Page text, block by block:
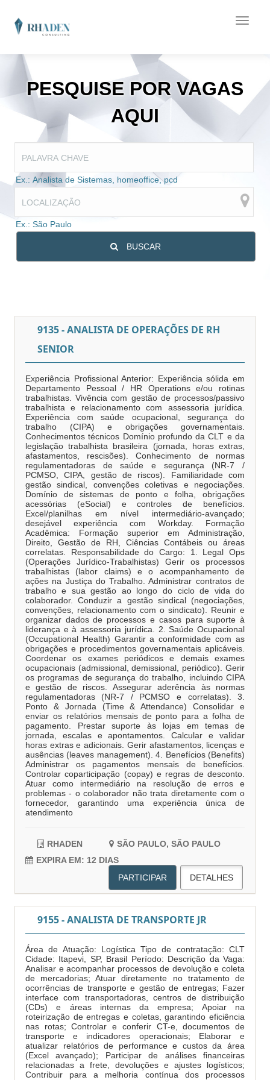
PESQUISE POR VAGAS
AQUI
Ex.: Analista de Sistemas, homeoffice, pcd
Ex.: São Paulo
BUSCAR
9135 - ANALISTA DE OPERAÇÕES DE RH
SENIOR
Experiência Profissional Anterior: Experiência sólida em
Departamento Pessoal / HR Operations e/ou rotinas
trabalhistas. Vivência com gestão de processos/passivo
trabalhista e relacionamento com assessoria jurídica.
Experiência com saúde ocupacional, segurança do
trabalho (CIPA) e obrigações governamentais.
Conhecimentos técnicos Domínio profundo da CLT e da
legislação trabalhista brasileira (jornada, horas extras,
afastamentos, rescisões). Conhecimento de normas
regulamentadoras de saúde e segurança (NR-7 /
PCMSO, CIPA, gestão de riscos). Familiaridade com
gestão sindical, convenções coletivas e negociações.
Domínio de sistemas de ponto e folha, obrigações
acessórias (eSocial) e controles de benefícios.
Excel/planilhas em nível intermediário-avançado;
desejável experiência com Workday. Formação
Acadêmica: Formação superior em Administração,
Direito, Gestão de RH, Ciências Contábeis ou áreas
correlatas. Responsabilidade do Cargo: 1. Legal Ops
(Operações Jurídico-Trabalhistas) Gerir os processos
trabalhistas (labor claims) e o acompanhamento de
ações na Justiça do Trabalho. Administrar contratos de
trabalho e sua gestão ao longo do ciclo de vida do
colaborador. Conduzir a gestão sindical (negociações,
convenções, relacionamento com o sindicato). Reunir e
organizar dados de processos e casos para suporte à
liderança e à assessoria jurídica. 2. Saúde Ocupacional
(Occupational Health) Garantir a conformidade com as
obrigações e procedimentos governamentais aplicáveis.
Coordenar os exames periódicos e demais exames
ocupacionais (admissional, demissional, periódico). Gerir
os programas de segurança do trabalho, incluindo CIPA
e gestão de riscos. Assegurar aderência às normas
regulamentadoras (NR-7 / PCMSO e correlatas). 3.
Ponto & Jornada (Time & Attendance) Consolidar e
enviar os relatórios mensais de ponto para a folha de
pagamento. Prestar suporte às lojas em temas de
jornada, escalas e apontamentos. Calcular e validar
horas extras e adicionais. Gerir afastamentos, licenças e
ausências (leaves management). 4. Benefícios (Benefits)
Administrar os pagamentos mensais de benefícios.
Controlar coparticipação (copay) e regras de desconto.
Atuar como intermediário na resolução de erros e
problemas - o colaborador não trata diretamente com o
fornecedor, garantindo uma experiência única de
atendimento
RHADEN
SÃO PAULO, SÃO PAULO
EXPIRA EM: 12 DIAS
PARTICIPAR
DETALHES
9155 - ANALISTA DE TRANSPORTE JR
Área de Atuação: Logística Tipo de contratação: CLT
Cidade: Itapevi, SP, Brasil Período: Descrição da Vaga:
Analisar e acompanhar processos de devolução e coleta
de mercadorias; Atuar diretamente no tratamento de
ocorrências de transporte e gestão de entregas; Fazer
interface com transportadoras, centros de distribuição
(CDs) e áreas internas da empresa; Apoiar na
roteirização de entregas e coletas, garantindo eficiência
nas rotas; Controlar e conferir CT-e, documentos de
transporte e indicadores operacionais; Elaborar e
atualizar relatórios de performance e custos da área
(Excel avançado); Participar de análises financeiras
relacionadas a frete, devoluções e ajustes logísticos;
Contribuir para a melhoria contínua dos processos